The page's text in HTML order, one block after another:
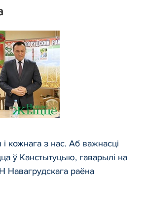
кожнага з нас. Аб важнасці
ў Канстытуцыю, гаварылі на
Навагрудскага раёна